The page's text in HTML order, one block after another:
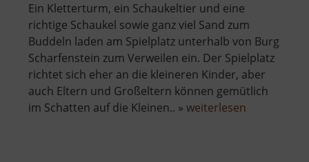
Ein Kletterturm, ein Schaukeltier und eine
richtige Schaukel sowie ganz viel Sand zum
Buddeln laden am Spielplatz unterhalb von Burg
Scharfenstein zum Verweilen ein. Der Spielplatz
richtet sich eher an die kleineren Kinder, aber
auch Eltern und Großeltern können gemütlich
im Schatten auf die Kleinen.. » weiterlesen